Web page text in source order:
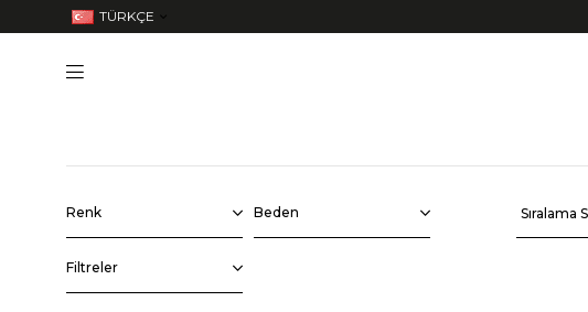
TÜRKÇE
Renk Beden
Filtreler